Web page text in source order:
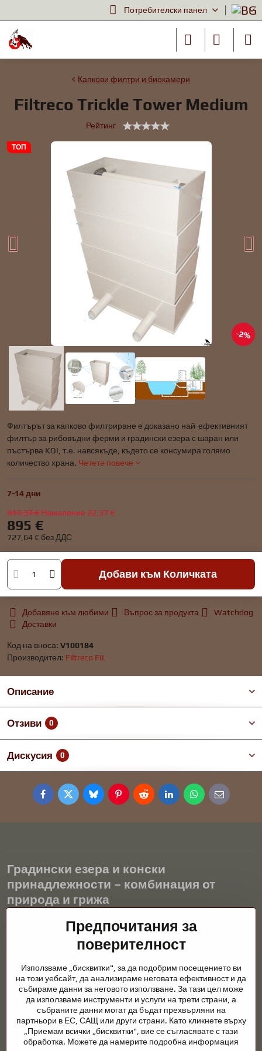
Потребителски панел
ТОП
2%
Капкови филтри и биокамери
Filtreco Trickle Tower Medium
Рейтинг
Филтърът за капково филтриране е доказано най-ефективният
филтър за рибовъдни ферми и градински езера с шаран или
пъстърва KOI, т.е. навсякъде, където се консумира голямо
количество храна. Четете повече
7-14 дни
917,37 € Намаление 22,37 €
895 €
727,64 € без ДДС
Добави към Количката
Добавяне към любими Въпрос за продукта
Watchdog
Доставки
Код на вноса: V100184
Производител: Filtreco FIL
Описание
Отзиви 0
Дискусия 0
FacebookTwitterBlueskyPinterestRedditLinkedInWhatsApp
E-
mail
Градински езера и конски
принадлежности – комбинация от
природа и грижа
Градинските езера са красиво допълнение към всеки екстериор
и създават хармонична среда за релаксация и живот на водните
животни. Правилната технология, филтрацията и редовната
през цялата година. Също толкова важна е грижата за
животните, които са част от нашия живот.
Конете се нуждаят от висококачествени конски принадлежности,
правилно хранене и отговорни грижи, за да бъдат здрави, силни
и доволни. Независимо дали става въпрос за екипировка за
ездачи, развъдчици или любители на природата, целта е да се
Предпочитания за
поверителност
Използваме „бисквитки", за да подобрим посещението ви
на този уебсайт, да анализираме неговата ефективност и да
събираме данни за неговото използване. За тази цел може
да използваме инструменти и услуги на трети страни, а
събраните данни могат да бъдат прехвърляни на
партньори в ЕС, САЩ или други страни. Като кликнете върху
„Приемам всички „бисквитки", вие се съгласявате с тази
обработка. Можете да намерите подробна информация